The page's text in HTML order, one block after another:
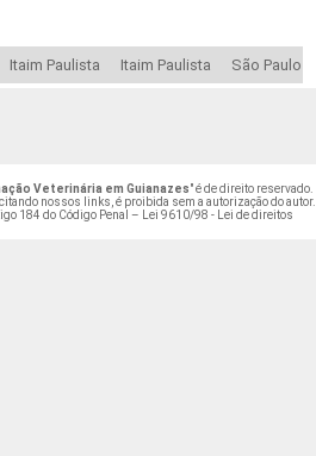
Itaim Paulista Itaim Paulista São Paulo
Veterinária em Guianazes" é de direito reservado.
nossos links, é proibida sem a autorização do autor.
184 do Código Penal –
Lei 9610/98 - Lei de direitos